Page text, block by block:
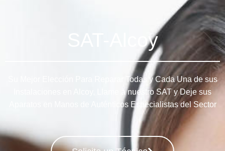
SAT-Alcoy
Su Mejor Elección Para Reparar Todas y Cada Una de sus
Instalaciones en Alcoy, Llame a nuestro SAT y Deje sus
Aparatos en Manos de Auténticos Especialistas del Sector